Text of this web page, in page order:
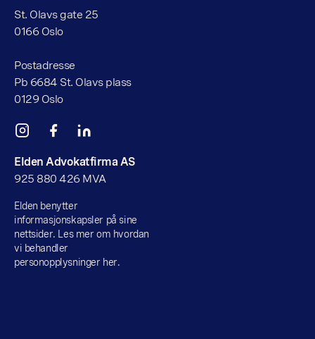
St. Olavs gate 25
0166 Oslo
Postadresse
Pb 6684 St. Olavs plass
0129 Oslo
Elden Advokatfirma AS
925 880 426 MVA
Elden benytter
informasjonskapsler på sine
nettsider. Les mer om hvordan
vi behandler
personopplysninger her.